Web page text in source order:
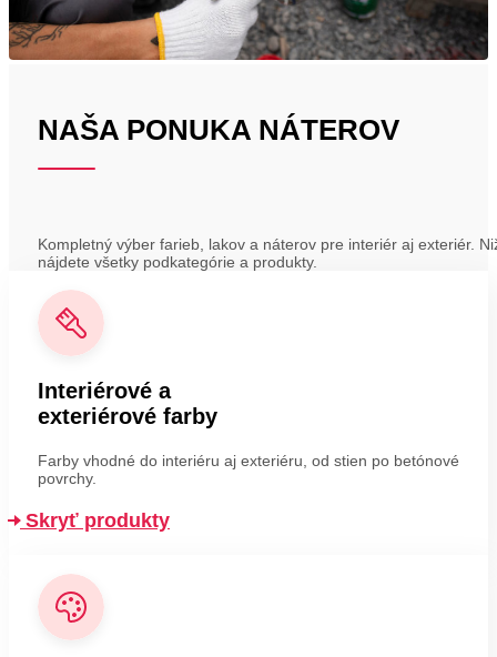
NAŠA PONUKA NÁTEROV
Kompletný výber farieb, lakov a náterov pre interiér aj exteriér.
nájdete všetky podkategórie a produkty.
Interiérové a
exteriérové farby
Farby vhodné do interiéru aj exteriéru, od stien po betónové
povrchy.
Skryť produkty